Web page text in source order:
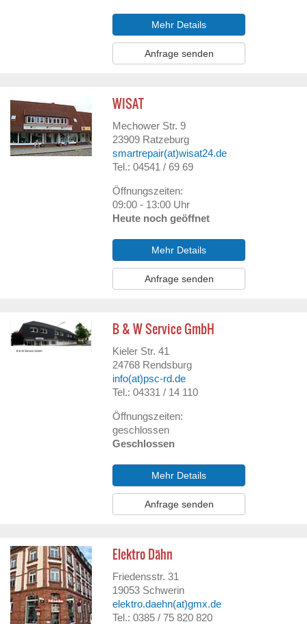
Mehr Details
Anfrage senden
WISAT
Mechower Str. 9
23909 Ratzeburg
smartrepair(at)wisat24.de
Tel.: 04541 / 69 69
Öffnungszeiten:
09:00 - 13:00 Uhr
Heute noch geöffnet
Mehr Details
Anfrage senden
B & W Service GmbH
Kieler Str. 41
24768 Rendsburg
info(at)psc-rd.de
Tel.: 04331 / 14 110
Öffnungszeiten:
geschlossen
Geschlossen
Mehr Details
Anfrage senden
Elektro Dähn
Friedensstr. 31
19053 Schwerin
elektro.daehn(at)gmx.de
Tel.: 0385 / 75 820 820